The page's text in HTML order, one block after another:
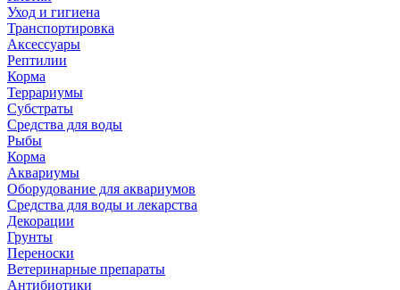
Уход и гигиена
Транспортировка
Аксессуары
Рептилии
Корма
Террариумы
Субстраты
Средства для воды
Рыбы
Корма
Аквариумы
Оборудование для аквариумов
Средства для воды и лекарства
Декорации
Грунты
Переноски
Ветеринарные препараты
Антибиотики